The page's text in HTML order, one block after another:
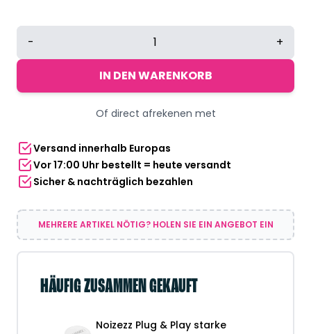
Noizezz
&
Menge
- +
IN DEN WARENKORB
Of direct afrekenen met
Versand innerhalb Europas
Vor 17:00 Uhr bestellt = heute versandt
Sicher & nachträglich bezahlen
MEHRERE ARTIKEL NÖTIG? HOLEN SIE EIN ANGEBOT EIN
HÄUFIG ZUSAMMEN GEKAUFT
Noizezz Plug & Play starke